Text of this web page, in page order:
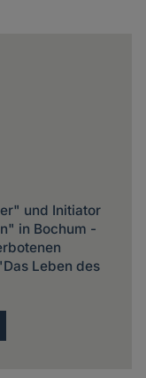
und Initiator
in Bochum -
Leben des